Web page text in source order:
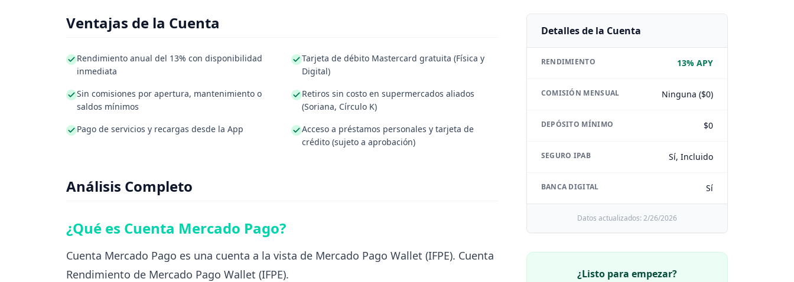
Ventajas de la Cuenta
Rendimiento anual del 13% con disponibilidad
inmediata
Tarjeta de débito Mastercard gratuita (Física y
Digital)
Sin comisiones por apertura, mantenimiento o
saldos mínimos
Retiros sin costo en supermercados aliados
(Soriana, Círculo K)
Pago de servicios y recargas desde la App
Acceso a préstamos personales y tarjeta de
crédito (sujeto a aprobación)
Análisis Completo
¿Qué es Cuenta Mercado Pago?
Cuenta Mercado Pago es una cuenta a la vista de Mercado Pago Wallet (IFPE). Cuenta
Rendimiento de Mercado Pago Wallet (IFPE).
Detalles de la Cuenta
RENDIMIENTO 13% APY
COMISIÓN MENSUAL Ninguna ($0)
DEPÓSITO MÍNIMO $0
SEGURO IPAB Sí, Incluido
BANCA DIGITAL Sí
Datos actualizados: 2/26/2026
¿Listo para empezar?